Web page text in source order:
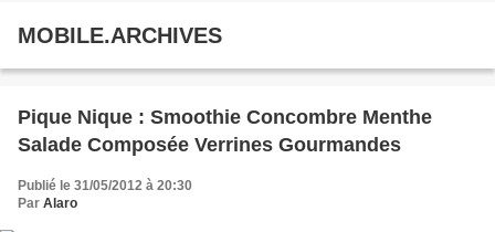
MOBILE.ARCHIVES
Pique Nique : Smoothie Concombre Menthe
Salade Composée Verrines Gourmandes
Publié le 31/05/2012 à 20:30
Par Alaro